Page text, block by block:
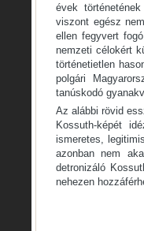
évek
viszont egész
ellen fegyvert
nemzeti célokért
történetietlen
polgári
tanúskodó
Az alábbi rövid
Kossuth-képét
ismeretes,
azonban nem
detronizáló
nehezen